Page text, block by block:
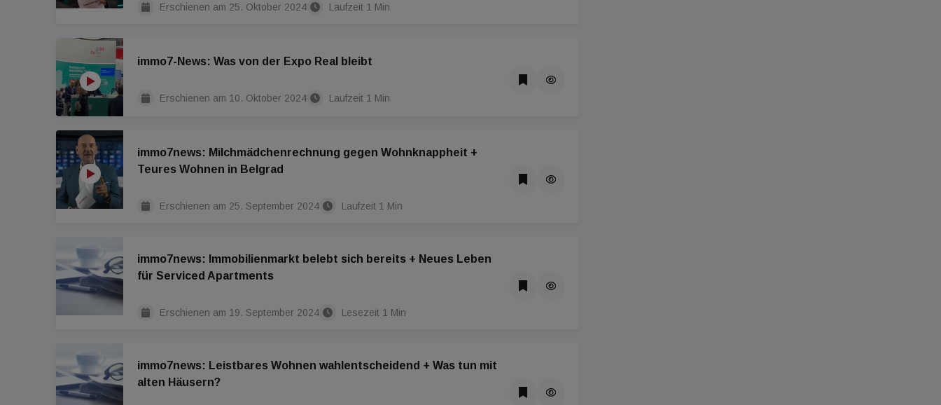
Erschienen am 25. Oktober 2024 Laufzeit 1 Min
immo7-News: Was von der Expo Real bleibt
Erschienen am 10. Oktober 2024 Laufzeit 1 Min
immo7news: Milchmädchenrechnung gegen Wohnknappheit +
Teures Wohnen in Belgrad
Erschienen am 25. September 2024 Laufzeit 1 Min
immo7news: Immobilienmarkt belebt sich bereits + Neues Leben
für Serviced Apartments
Erschienen am 19. September 2024 Lesezeit 1 Min
immo7news: Leistbares Wohnen wahlentscheidend + Was tun mit
alten Häusern?